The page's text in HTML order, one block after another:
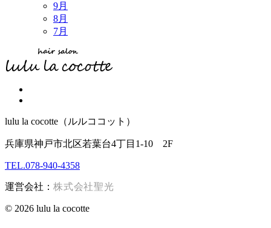
9月
8月
7月
lulu la cocotte（ルルココット）
兵庫県神戸市北区若葉台4丁目1-10 2F
TEL.078-940-4358
運営会社： 株式会社聖光
© 2026 lulu la cocotte